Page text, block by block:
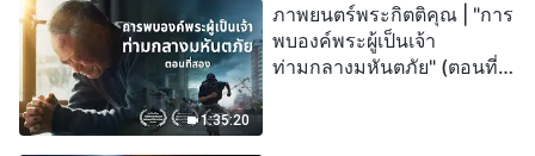
1:35:20
ภาพยนตร์พระกิตติคุณ | "การ
พบองค์พระผู้เป็นเจ้า
ท่ามกลางมหันตภัย" (ตอนที่